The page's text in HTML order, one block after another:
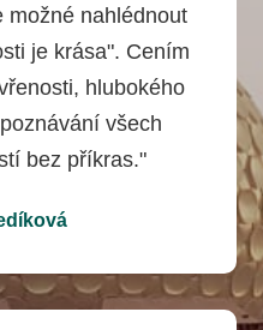
možné nahlédnout
je krása". Cením
hlubokého
všech
bez příkras."